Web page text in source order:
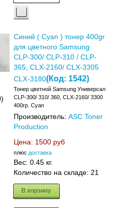
Синий ( Cyan ) тонер 400gr
для цветного Samsung
CLP-300/ CLP-310 / CLP-
365, CLX-2160/ CLX-3305
CLX-3180(Код: 1542)
Тонер цветной Samsung Универсал
CLP-300/ 310/ 360, CLX-2160/ 3300
400гр. Cyan
Производитель: ASC Toner
Production
Цена: 1500 руб
плюс доставка
Вес: 0.45 кг.
Количество на складе: 21
В корзину